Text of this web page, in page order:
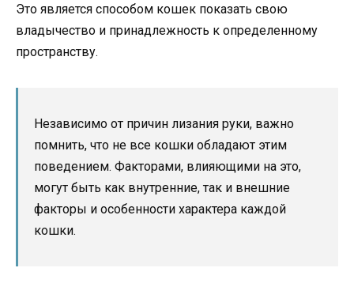
Это является способом кошек показать свою
владычество и принадлежность к определенному
пространству.
Независимо от причин лизания руки, важно
помнить, что не все кошки обладают этим
поведением. Факторами, влияющими на это,
могут быть как внутренние, так и внешние
факторы и особенности характера каждой
кошки.